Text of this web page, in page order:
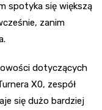
spotyka się większą
zanim
dotyczących
X0, zespół
się dużo bardziej